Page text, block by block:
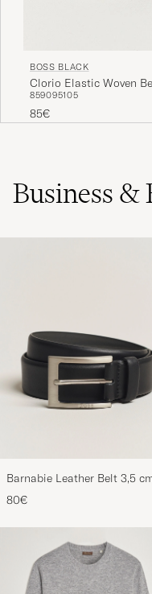
BOSS BLACK
Clorio Elastic Woven
Beige
859095105
85€
Business &
Barnabie Leather Belt 3,5
Black
80€